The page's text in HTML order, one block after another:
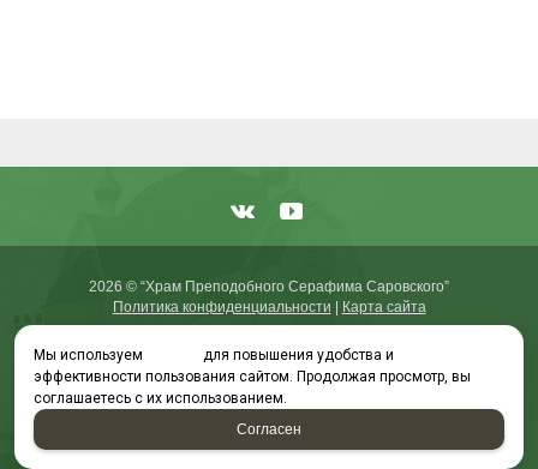
2026 © “Храм Преподобного Серафима Саровского”
Политика конфиденциальности
Карта сайта
создание приложений и продвижение сайтов
Мы используем
для повышения удобства и
эффективности пользования сайтом. Продолжая просмотр, вы
соглашаетесь с их использованием.
Согласен